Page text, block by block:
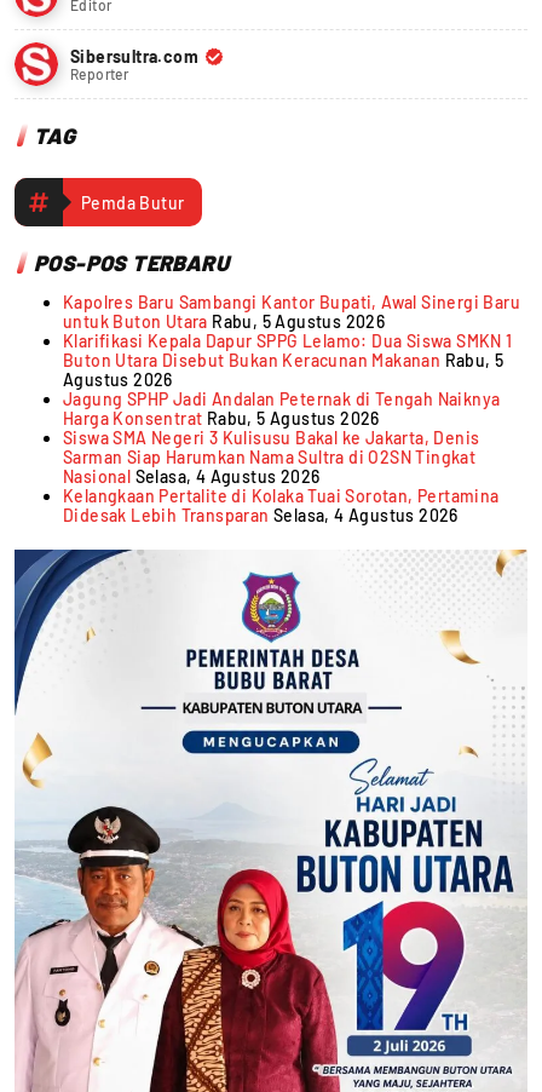
Editor
Sibersultra.com
Reporter
TAG
Pemda Butur
POS-POS TERBARU
Kapolres Baru Sambangi Kantor Bupati, Awal Sinergi Baru
untuk Buton Utara Rabu, 5 Agustus 2026
Klarifikasi Kepala Dapur SPPG Lelamo: Dua Siswa SMKN 1
Buton Utara Disebut Bukan Keracunan Makanan Rabu, 5
Agustus 2026
Jagung SPHP Jadi Andalan Peternak di Tengah Naiknya
Harga Konsentrat Rabu, 5 Agustus 2026
Siswa SMA Negeri 3 Kulisusu Bakal ke Jakarta, Denis
Sarman Siap Harumkan Nama Sultra di O2SN Tingkat
Nasional Selasa, 4 Agustus 2026
Kelangkaan Pertalite di Kolaka Tuai Sorotan, Pertamina
Didesak Lebih Transparan Selasa, 4 Agustus 2026